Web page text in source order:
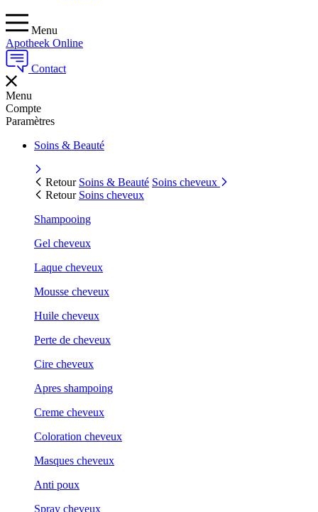
Menu
Apotheek Online
Contact
Menu
Compte
Paramètres
Soins & Beauté
Retour Soins & Beauté Soins cheveux
Retour Soins cheveux
Shampooing
Gel cheveux
Laque cheveux
Mousse cheveux
Huile cheveux
Perte de cheveux
Cire cheveux
Apres shampoing
Creme cheveux
Coloration cheveux
Masques cheveux
Anti poux
Spray cheveux